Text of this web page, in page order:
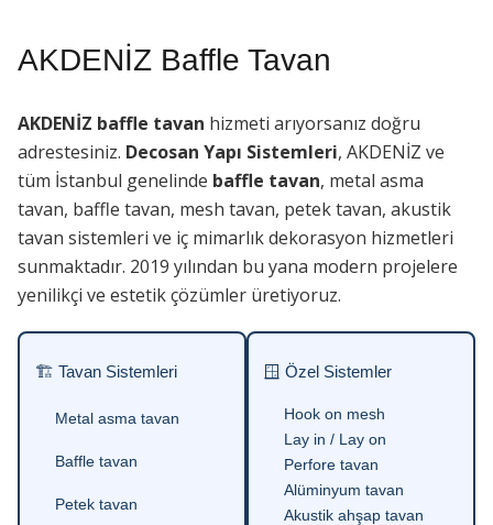
AKDENİZ Baffle Tavan
AKDENİZ baffle tavan hizmeti arıyorsanız doğru
adrestesiniz. Decosan Yapı Sistemleri, AKDENİZ ve
tüm İstanbul genelinde baffle tavan, metal asma
tavan, baffle tavan, mesh tavan, petek tavan, akustik
tavan sistemleri ve iç mimarlık dekorasyon hizmetleri
sunmaktadır. 2019 yılından bu yana modern projelere
yenilikçi ve estetik çözümler üretiyoruz.
🏗 Tavan Sistemleri
Metal asma tavan
Baffle tavan
Petek tavan
🪟 Özel Sistemler
Hook on mesh
Lay in / Lay on
Perfore tavan
Alüminyum tavan
Akustik ahşap tavan